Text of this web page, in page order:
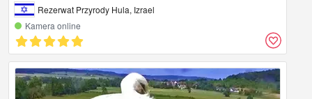
Rezerwat Przyrody Hula, Izrael
Kamera online